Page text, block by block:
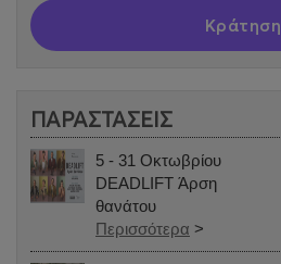
Κράτηση
ΠΑΡΑΣΤΑΣΕΙΣ
5 - 31 Οκτωβρίου
DEADLIFT Άρση
θανάτου
Περισσότερα >